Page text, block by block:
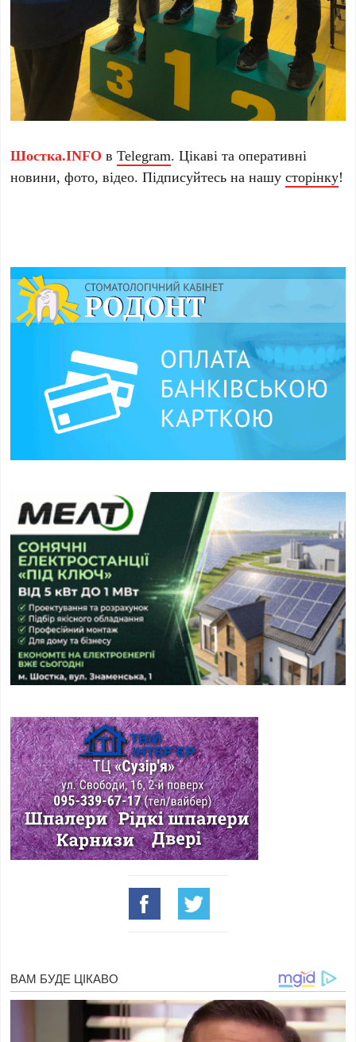
Шостка.INFO вTelegram. Цікаві та оперативні
новини, фото, відео. Підписуйтесь на нашусторінку!